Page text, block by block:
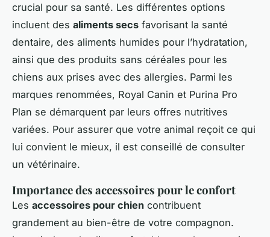
crucial pour sa santé. Les différentes options
incluent des aliments secs favorisant la santé
dentaire, des aliments humides pour l’hydratation,
ainsi que des produits sans céréales pour les
chiens aux prises avec des allergies. Parmi les
marques renommées, Royal Canin et Purina Pro
Plan se démarquent par leurs offres nutritives
variées. Pour assurer que votre animal reçoit ce qui
lui convient le mieux, il est conseillé de consulter
un vétérinaire.
Importance des accessoires pour le confort
Les accessoires pour chien contribuent
grandement au bien-être de votre compagnon.